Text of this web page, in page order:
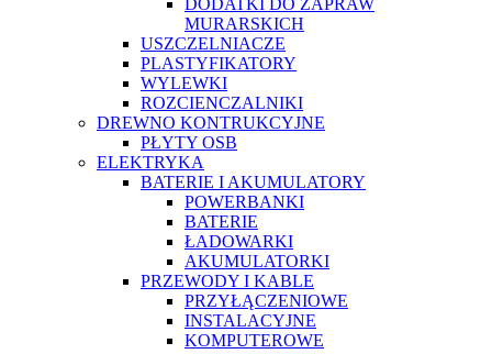
MURARSKICH
USZCZELNIACZE
PLASTYFIKATORY
WYLEWKI
ROZCIENCZALNIKI
DREWNO KONTRUKCYJNE
PŁYTY OSB
ELEKTRYKA
BATERIE I AKUMULATORY
POWERBANKI
BATERIE
ŁADOWARKI
AKUMULATORKI
PRZEWODY I KABLE
PRZYŁĄCZENIOWE
INSTALACYJNE
KOMPUTEROWE